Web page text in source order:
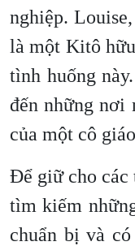
nghiệp.
là một Kitô
tình huống
đến những nơi
của một cô
Để giữ cho các
tìm kiếm
chuẩn bị và